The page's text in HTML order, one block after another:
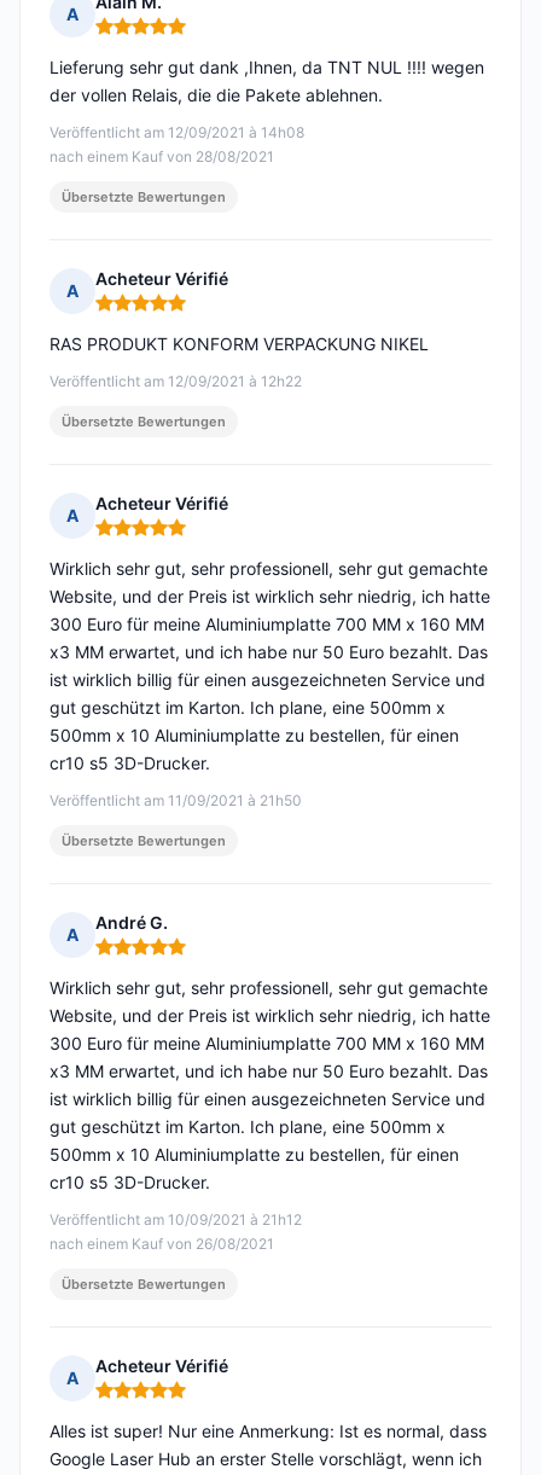
A
Hinweis: 5 von 5
Veröffentlicht am 12/09/2021 à 14h08
nach einem Kauf von 28/08/2021
Lieferung sehr gut dank ,Ihnen, da TNT NUL !!!! wegen
der vollen Relais, die die Pakete ablehnen.
Übersetzte Bewertungen
A
Acheteur Vérifié
Hinweis: 5 von 5
Veröffentlicht am 12/09/2021 à 12h22
RAS PRODUKT KONFORM VERPACKUNG NIKEL
Übersetzte Bewertungen
A
Acheteur Vérifié
Hinweis: 5 von 5
Veröffentlicht am 11/09/2021 à 21h50
Wirklich sehr gut, sehr professionell, sehr gut gemachte
Website, und der Preis ist wirklich sehr niedrig, ich hatte
300 Euro für meine Aluminiumplatte 700 MM x 160 MM
x3 MM erwartet, und ich habe nur 50 Euro bezahlt. Das
ist wirklich billig für einen ausgezeichneten Service und
gut geschützt im Karton. Ich plane, eine 500mm x
500mm x 10 Aluminiumplatte zu bestellen, für einen
cr10 s5 3D-Drucker.
Übersetzte Bewertungen
A
André G.
Hinweis: 5 von 5
Veröffentlicht am 10/09/2021 à 21h12
nach einem Kauf von 26/08/2021
Wirklich sehr gut, sehr professionell, sehr gut gemachte
Website, und der Preis ist wirklich sehr niedrig, ich hatte
300 Euro für meine Aluminiumplatte 700 MM x 160 MM
x3 MM erwartet, und ich habe nur 50 Euro bezahlt. Das
ist wirklich billig für einen ausgezeichneten Service und
gut geschützt im Karton. Ich plane, eine 500mm x
500mm x 10 Aluminiumplatte zu bestellen, für einen
cr10 s5 3D-Drucker.
Übersetzte Bewertungen
A
Acheteur Vérifié
Hinweis: 5 von 5
Alles ist super! Nur eine Anmerkung: Ist es normal, dass
Google Laser Hub an erster Stelle vorschlägt, wenn ich